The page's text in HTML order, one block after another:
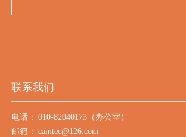
联系我们
电话： 010-82040173（办公室）
邮箱： camtec@126.com